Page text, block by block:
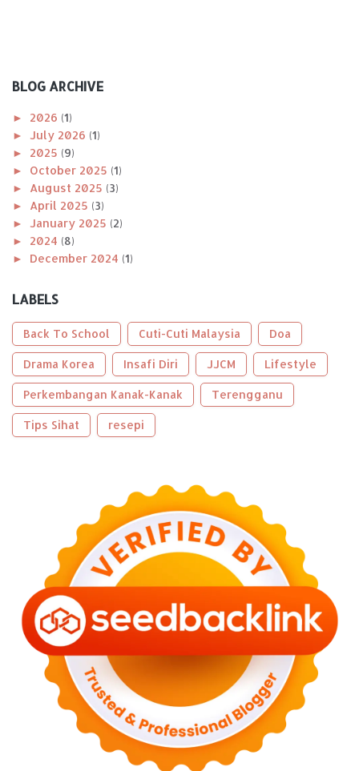
BLOG ARCHIVE
► 2026 (1)
► July 2026 (1)
► 2025 (9)
► October 2025 (1)
► August 2025 (3)
► April 2025 (3)
► January 2025 (2)
► 2024 (8)
► December 2024 (1)
► October 2024
► April 2024 (1)
►January 2024(2)
►2023 (56)
►December 2023(2)
►October 2023 (2)
►September 2023(5)
►August 2023(9)
(6)
February 2023
(6)
January 2023 (13)
2022
December 2022 (6)
September 2022
►
August 2022(11)
►
July 2022 (7)
►June 2022
April 2022 (4)
March 2022(2)
February 2022
January 2022
(2)
(82)
December 2021(9)
LABELS
Back To School Cuti-Cuti Malaysia Doa
Drama Korea Insafi Diri JJCM Lifestyle
Perkembangan Kanak-Kanak Terengganu
Tips Sihat resepi